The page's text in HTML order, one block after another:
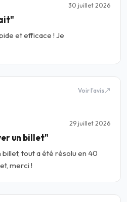
30 juillet 2026
et efficace ! Je
29 juillet 2026
un billet"
tout a été résolu en 40
merci !
Voir l'avis